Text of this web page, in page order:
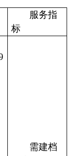
服务指
标
需建档